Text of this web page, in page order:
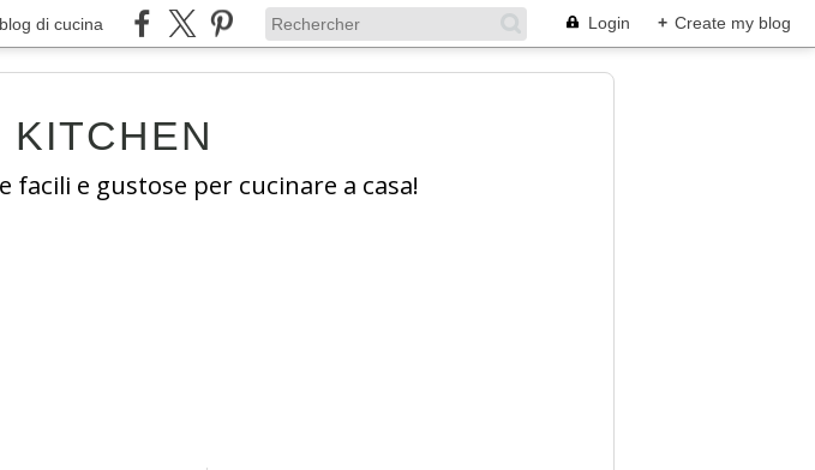
di cucina Login + Create my blog
KITCHEN
e gustose per cucinare a casa!